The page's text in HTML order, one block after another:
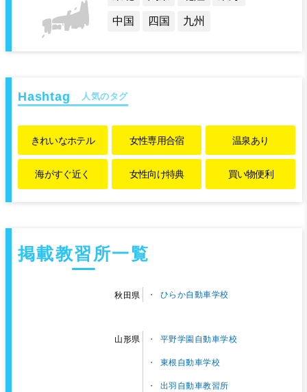
中国
四国 九州
人気のタグ
きれいなホテル 女性専用合宿 温泉あり
海がすぐ近く 女性向け特典 買い物便利
掲載教習所一覧
秋田県 ひらか自動車学校
山形県 平野学園自動車学校
東根自動車学校
出羽自動車教習所